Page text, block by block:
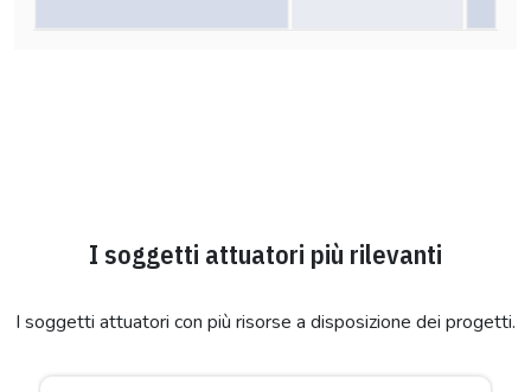
I soggetti attuatori più rilevanti
I soggetti attuatori con più risorse a disposizione dei progetti.